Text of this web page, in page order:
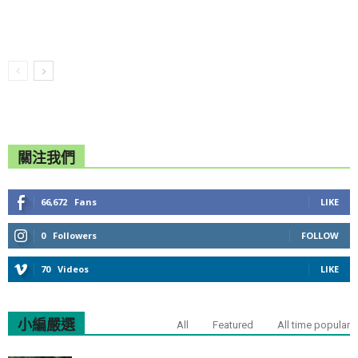
關注我們
66,672 Fans LIKE
0 Followers FOLLOW
70 Videos LIKE
小編嚴選 All Featured All time popular